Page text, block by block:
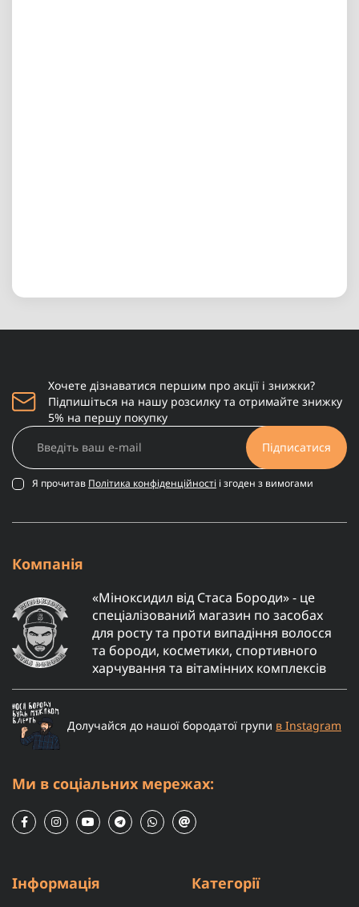
Хочете дізнаватися першим про акції і знижки?
Підпишіться на нашу розсилку та отримайте знижку
5% на першу покупку
Підписатися
Я прочитав Політика конфіденційності і згоден з вимогами
Компанія
«Міноксидил від Стаса Бороди» - це
спеціалізований магазин по засобах
для росту та проти випадіння волосся
та бороди, косметики, спортивного
харчування та вітамінних комплексів
Долучайся до нашої бородатої групи в Instagram
Ми в соціальних мережах:
Інформація Категорії